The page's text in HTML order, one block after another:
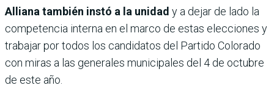
Alliana también instó a la unidad y a dejar de lado la
competencia interna en el marco de estas elecciones y
trabajar por todos los candidatos del Partido Colorado
con miras a las generales municipales del 4 de octubre
de este año.